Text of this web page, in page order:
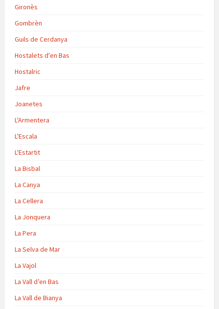
Gironès
Gombrèn
Guils de Cerdanya
Hostalets d'en Bas
Hostalric
Jafre
Joanetes
L'Armentera
L'Escala
L'Estartit
La Bisbal
La Canya
La Cellera
La Jonquera
La Pera
La Selva de Mar
La Vajol
La Vall d’en Bas
La Vall de Bianya